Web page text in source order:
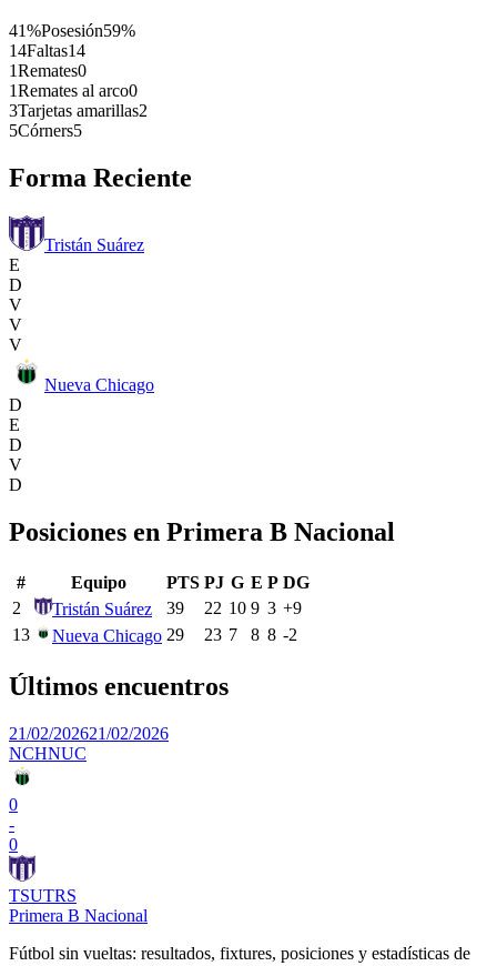
41%Posesión59%
14Faltas14
1Remates0
1Remates al arco0
3Tarjetas amarillas2
5Córners5
Forma Reciente
Tristán Suárez
E
D
V
V
V
Nueva Chicago
D
E
D
V
D
Posiciones en Primera B Nacional
# Equipo PTS PJ G E P DG
2
Tristán Suárez 39 22 10 9 3 +9
13
Nueva Chicago 29 23 7 8 8 -2
Últimos encuentros
21/02/202621/02/2026
NCHNUC
0
-
0
TSUTRS
Primera B Nacional
Fútbol sin vueltas: resultados, fixtures, posiciones y estadísticas de